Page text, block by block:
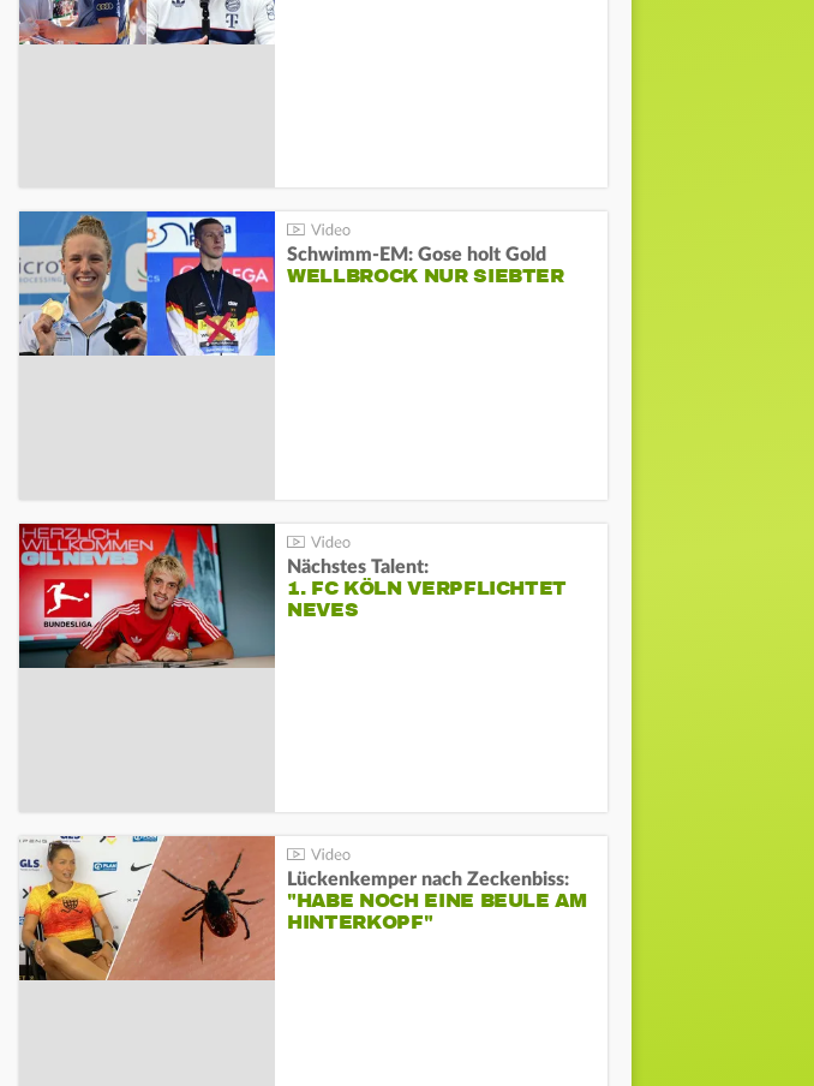
Schwimm-EM: Gose holt Gold
WELLBROCK NUR SIEBTER
Nächstes Talent:
1. FC KÖLN VERPFLICHTET
NEVES
Lückenkemper nach Zeckenbiss:
"HABE NOCH EINE BEULE AM
HINTERKOPF"